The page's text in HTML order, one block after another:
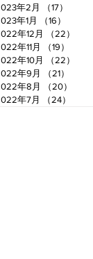
年2月
（17）
年1月
（16）
年12月
（22）
年11月
（19）
年10月
（22）
年9月
（21）
年8月
（20）
年7月
（24）